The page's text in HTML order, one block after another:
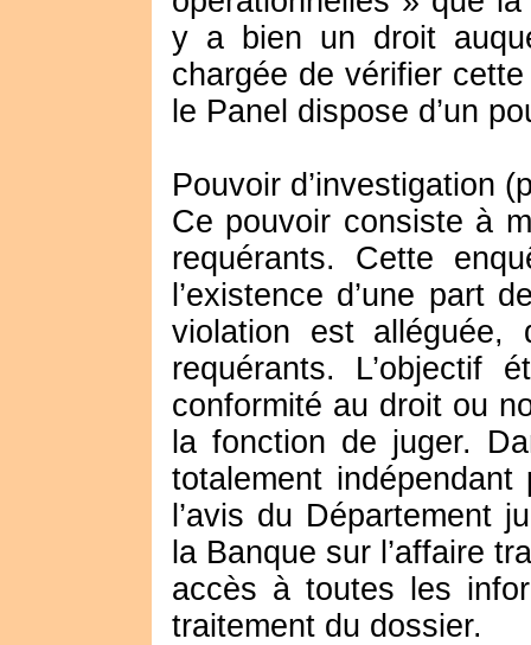
y a bien un droit
chargée de vérifier
le Panel dispose d’un
Pouvoir d’investigation
Ce pouvoir consiste à
requérants. Cette
l’existence d’une part
violation est alléguée,
requérants.
conformité au droit ou
la fonction de juger.
totalement indépendant
l’avis du Département
la Banque sur l’affaire
accès à toutes les
traitement du dossier.